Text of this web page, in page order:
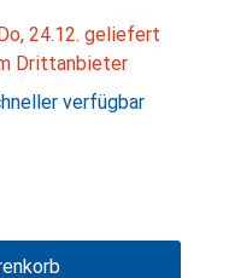
24.12. geliefert
Drittanbieter
verfügbar